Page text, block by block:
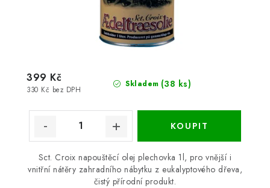
Skladem (38 ks)
330 Kč bez DPH
399 Kč
Sct. Croix napouštěcí olej plechovka 1l, pro vnější i
vnitřní nátěry zahradního nábytku z eukalyptového dřeva,
čistý přírodní produkt.